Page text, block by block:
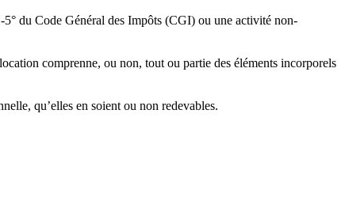
du Code Général des Impôts (CGI) ou une activité non-
comprenne, ou non, tout ou partie des éléments incorporels
qu’elles en soient ou non redevables.